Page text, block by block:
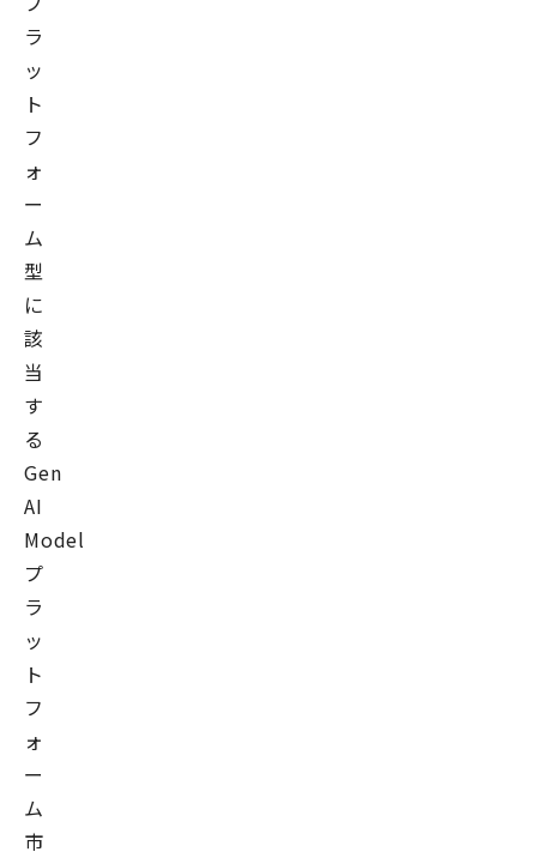
ラ
ッ
ト
フ
ォ
ー
ム
型
に
該
当
す
る
Gen
AI
Model
プ
ラ
ッ
ト
フ
ォ
ー
ム
市